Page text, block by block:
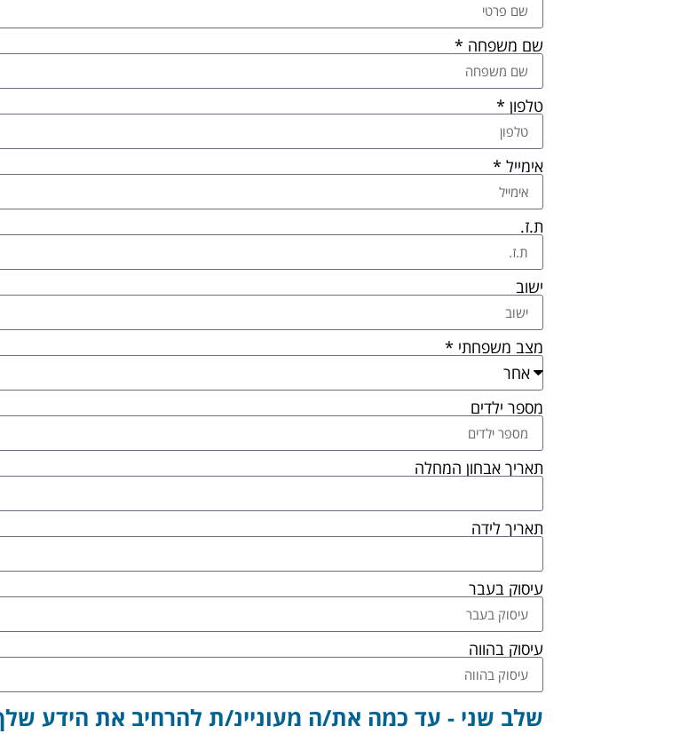
שם משפחה *
טלפון *
אימייל *
ת.ז.
ישוב
מצב משפחתי *
מספר ילדים
תאריך אבחון המחלה
תאריך לידה
עיסוק בעבר
עיסוק בהווה
שלב שני - עד כמה את/ה מעוניינ/ת להרחיב את הידע